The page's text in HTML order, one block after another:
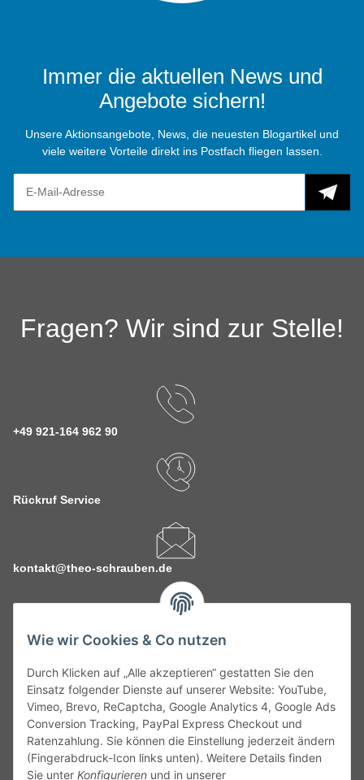
Wie wir Cookies & Co nutzen
Durch Klicken auf „Alle akzeptieren“ gestatten Sie den
Einsatz folgender Dienste auf unserer Website: YouTube,
Vimeo, Brevo, ReCaptcha, Google Analytics 4, Google Ads
Conversion Tracking, PayPal Express Checkout und
Ratenzahlung. Sie können die Einstellung jederzeit ändern
(Fingerabdruck-Icon links unten). Weitere Details finden
Sie unter Konfigurieren und in unserer
Immer die aktuellen News und
Angebote sichern!
Unsere Aktionsangebote, News, die neuesten Blogartikel und
viele weitere Vorteile direkt ins Postfach fliegen lassen.
Fragen? Wir sind zur Stelle!
+49 921-164 962 90
Rückruf Service
kontakt@theo-schrauben.de
Service
Gesetzliche Informationen
Alle technischen Angaben ohne Gewähr. Irrtümer und fehlerhafte